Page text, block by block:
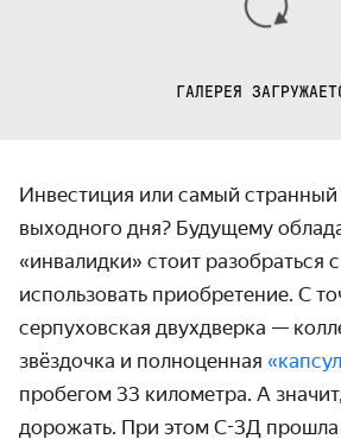
ГАЛЕРЕЯ
Инвестиция или самый странный
выходного дня? Будущему
«инвалидки» стоит разобраться
использовать приобретение. С
серпуховская двухдверка —
звёздочка и полноценная
пробегом 33 километра. А
дорожать. При этом С-3Д прошла